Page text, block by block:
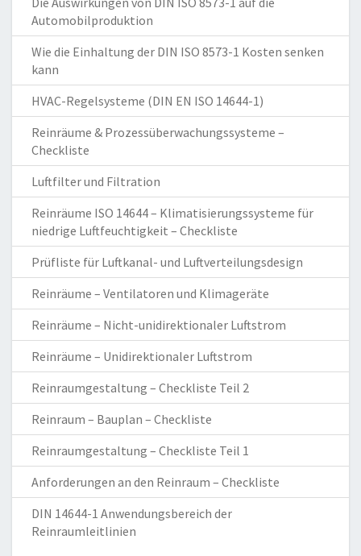
Automobilproduktion
Wie die Einhaltung der DIN ISO 8573-1 Kosten senken
kann
HVAC-Regelsysteme (DIN EN ISO 14644-1)
Reinräume & Prozessüberwachungssysteme –
Checkliste
Luftfilter und Filtration
Reinräume ISO 14644 – Klimatisierungssysteme für
niedrige Luftfeuchtigkeit – Checkliste
Prüfliste für Luftkanal- und Luftverteilungsdesign
Reinräume – Ventilatoren und Klimageräte
Reinräume – Nicht-unidirektionaler Luftstrom
Reinräume – Unidirektionaler Luftstrom
Reinraumgestaltung – Checkliste Teil 2
Reinraum – Bauplan – Checkliste
Reinraumgestaltung – Checkliste Teil 1
Anforderungen an den Reinraum – Checkliste
DIN 14644-1 Anwendungsbereich der
Reinraumleitlinien